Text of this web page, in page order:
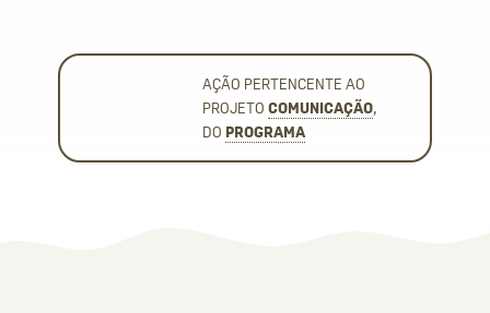
AÇÃO PERTENCENTE AO
PROJETO COMUNICAÇÃO,
DO PROGRAMA